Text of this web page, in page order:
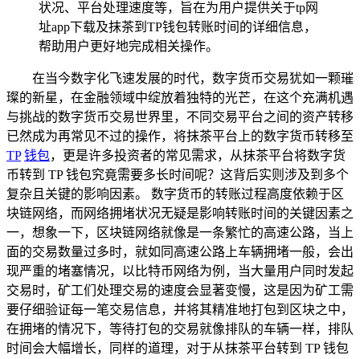
状况、平台处理速度等，旨在为用户提供关于tp网
址app下载及抹茶到TP钱包转账时间的详细信息，
帮助用户更好地完成相关操作。
在当今数字化飞速发展的时代，数字货币交易犹如一颗璀
璨的新星，在金融领域中绽放着独特的光芒，在这个充满机遇
与挑战的数字货币交易世界里，不同交易平台之间的资产转移
已然成为再常见不过的操作，将抹茶平台上的数字货币转移至
TP 钱包，更是许多投资者的常见需求，从抹茶平台将数字货
币转到 TP 钱包究竟需要多长时间呢？这背后实则涉及到多个
复杂且关键的影响因素。 数字货币的转账过程高度依赖于区
块链网络，而网络拥堵状况无疑是影响转账时间的关键因素之
一，想象一下，区块链网络就像是一条繁忙的高速公路，当上
面的交易数量过多时，就如同高速公路上车辆拥堵一般，会出
现严重的堵塞情况，以比特币网络为例，当大量用户同时发起
交易时，矿工们处理交易的速度会显著变慢，这是因为矿工需
要仔细验证每一笔交易信息，并将其精准地打包到区块之中，
在拥堵的情况下，等待打包的交易就像排队的车辆一样，排队
时间会大幅增长，同样的道理，对于从抹茶平台转到 TP 钱包